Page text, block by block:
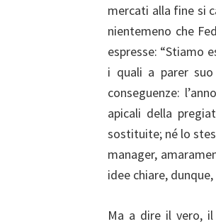
mercati alla fine si
nientemeno che
espresse: “Stiamo
i quali a parer
conseguenze:
apicali della
sostituite; né lo
manager,
idee chiare,
Ma a dire il vero,